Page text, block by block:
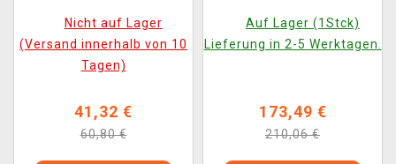
Kingdom)
Nicht auf Lager
(Versand innerhalb von 10
Tagen)
41,32 €
60,80 €
Auf Lager (1Stck)
Lieferung in 2-5 Werktagen.
173,49 €
210,06 €